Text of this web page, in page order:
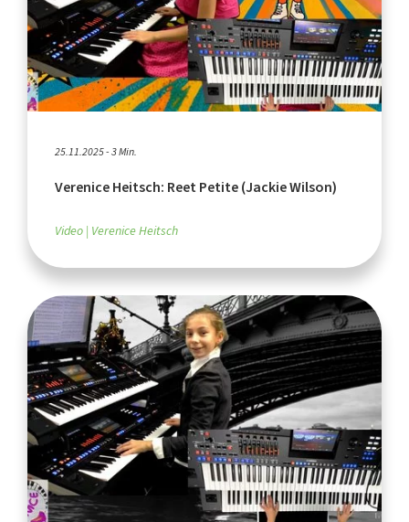
25.11.2025 - 3 Min.
Verenice Heitsch: Reet Petite (Jackie Wilson)
Video Verenice Heitsch